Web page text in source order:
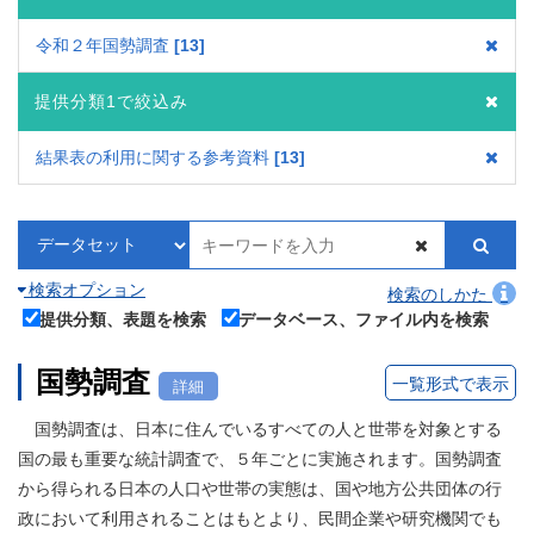
令和２年国勢調査 13
提供分類1で絞込み
結果表の利用に関する参考資料 13
検索オプション
検索のしかた
提供分類、表題を検索
データベース、ファイル内を検索
国勢調査 詳細 一覧形式で表示
国勢調査は、日本に住んでいるすべての人と世帯を対象とする
国の最も重要な統計調査で、５年ごとに実施されます。国勢調査
から得られる日本の人口や世帯の実態は、国や地方公共団体の行
政において利用されることはもとより、民間企業や研究機関でも